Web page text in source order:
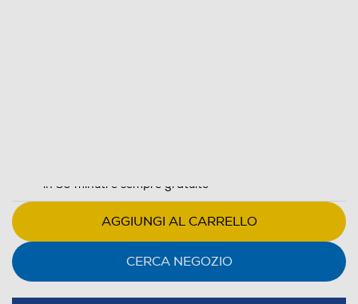
in 30 minuti e sempre gratuito
AGGIUNGI AL CARRELLO
CERCA NEGOZIO